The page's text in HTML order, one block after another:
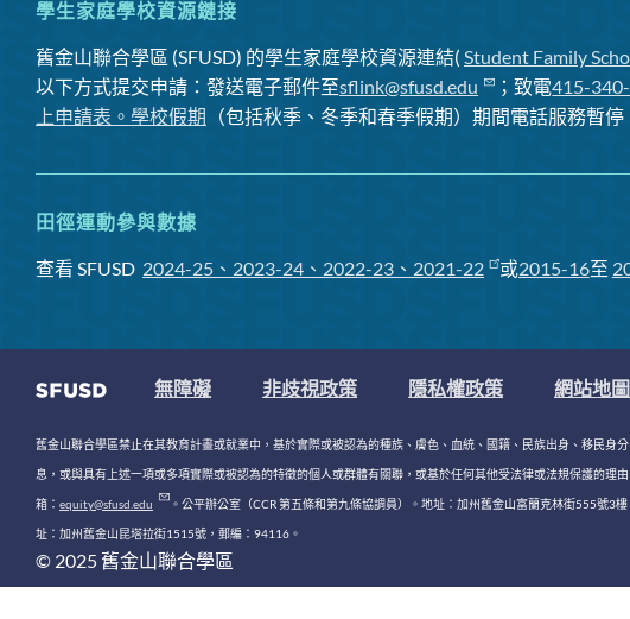
學生家庭學校資源鏈接
舊金山聯合學區 (SFUSD) 的學生家庭學校資源連結( Student Family
以下方式提交申請：發送電子郵件至sflink@sfusd.edu ；致電415-
上申請表。 學校假期 （包括秋季、冬季和春季假期）期間電話服務暫停
田徑運動參與數據
查看 SFUSD 2024-25、2023-24、2022-23、2021-22 或2015-16至
無障礙 非歧視政策 隱私權政策 網站地圖
舊金山聯合學區禁止在其教育計畫或就業中，基於實際或被認為的種族、膚色、血統、國籍、民族出身、移民
息，或與具有上述一項或多項實際或被認為的特徵的個人或群體有關聯，或基於任何其他受法律或法規保護的
箱： equity@sfusd.edu 。公平辦公室（CCR 第五條和第九條協調員）。地址：加州舊金山富蘭克林街555號
址：加州舊金山昆塔拉街1515號，郵編：94116。
© 2025 舊金山聯合學區